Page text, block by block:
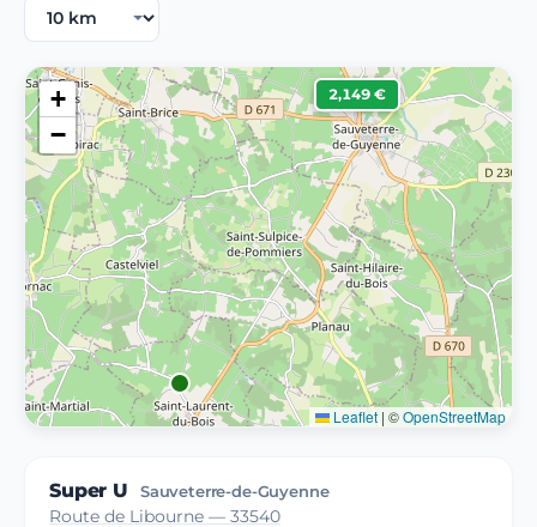
2,149 €
+
−
Leaflet | ©OpenStreetMap
Super U Sauveterre-de-Guyenne
Route de Libourne — 33540